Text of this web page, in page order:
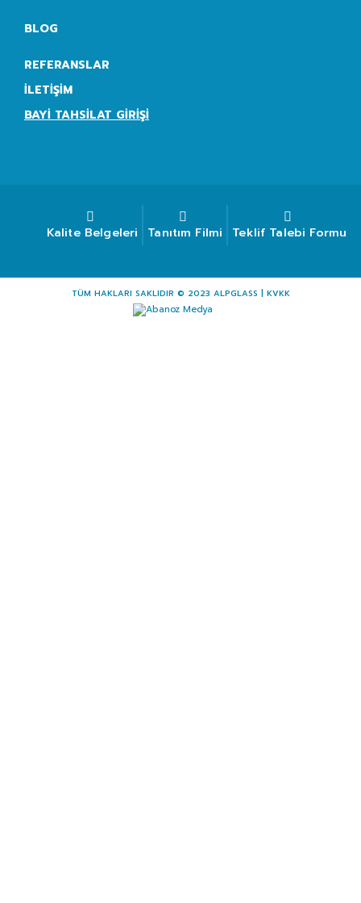
BLOG
REFERANSLAR
İLETIŞIM
BAYI TAHSILAT GIRIŞI
Kalite Belgeleri Tanıtım Filmi Teklif Talebi Formu
TÜM HAKLARI SAKLIDIR © 2023 ALPGLASS | KVKK